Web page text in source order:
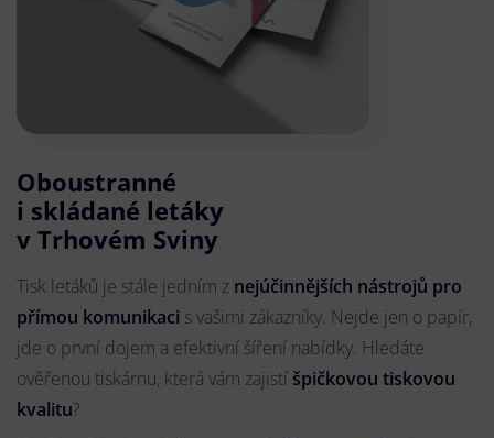
Oboustranné
i skládané letáky
v Trhovém Sviny
Tisk letáků je stále jedním z nejúčinnějších nástrojů pro
přímou komunikaci s vašimi zákazníky. Nejde jen o papír,
jde o první dojem a efektivní šíření nabídky. Hledáte
ověřenou tiskárnu, která vám zajistí špičkovou tiskovou
kvalitu?